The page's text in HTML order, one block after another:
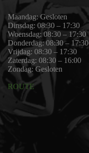
Maandag: Gesloten
Dinsdag: 08:30 – 17:30
Woensdag: 08:30 – 17:30
Donderdag: 08:30 – 17:30
Vrijdag: 08:30 – 17:30
Zaterdag: 08:30 – 16:00
Zondag: Gesloten
ROUTE